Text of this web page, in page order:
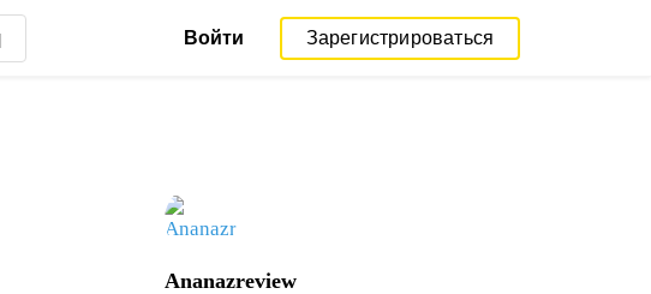
Войти Зарегистрироваться
Ananazreview